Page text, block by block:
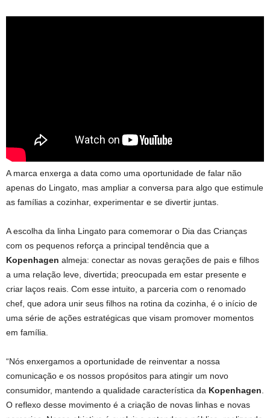
A marca enxerga a data como uma oportunidade de falar não
apenas do Lingato, mas ampliar a conversa para algo que estimule
as famílias a cozinhar, experimentar e se divertir juntas.
A escolha da linha Lingato para comemorar o Dia das Crianças
com os pequenos reforça a principal tendência que a
Kopenhagen almeja: conectar as novas gerações de pais e filhos
a uma relação leve, divertida; preocupada em estar presente e
criar laços reais. Com esse intuito, a parceria com o renomado
chef, que adora unir seus filhos na rotina da cozinha, é o início de
uma série de ações estratégicas que visam promover momentos
em família.
“Nós enxergamos a oportunidade de reinventar a nossa
comunicação e os nossos propósitos para atingir um novo
consumidor, mantendo a qualidade característica da Kopenhagen
O reflexo desse movimento é a criação de novas linhas e novas